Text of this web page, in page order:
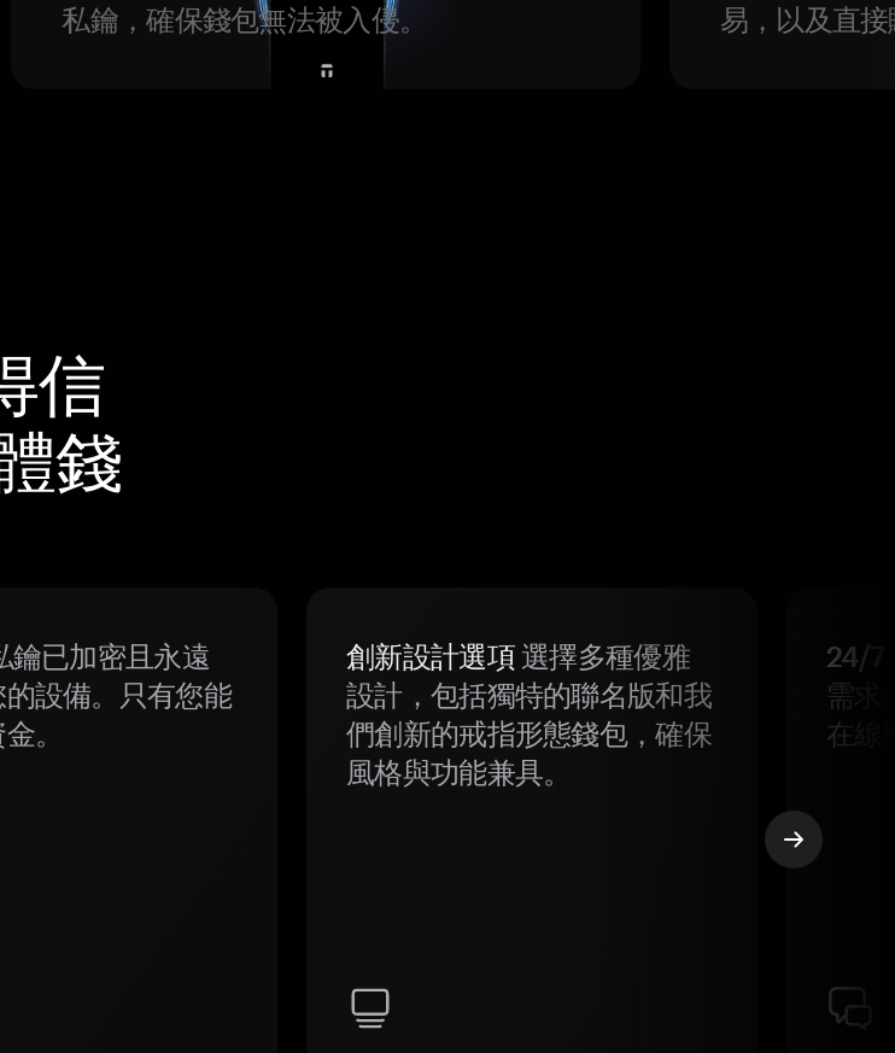
私鑰，確保錢包無法被入侵。
易，以及直
信
錢
鑰已加密且永遠
設備。只有您能
。
創新設計選項選擇多種優雅
設計，包括獨特的聯名版和我
們創新的戒指形態錢包，確保
風格與功能兼具。
24/7
需求
在線